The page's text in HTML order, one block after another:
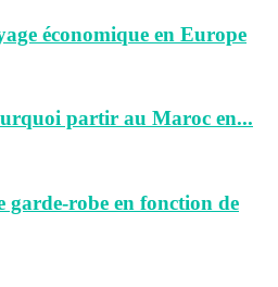
économique en Europe
partir au Maroc en...
garde-robe en fonction de